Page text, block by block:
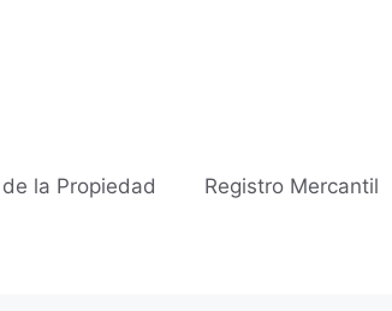
la Propiedad Registro Mercantil